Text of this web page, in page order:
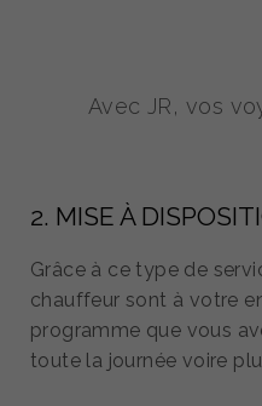
Avec JR, vos
2. MISE À
Grâce à ce type de
chauffeur sont à votre
programme que vous
toute la journée voire